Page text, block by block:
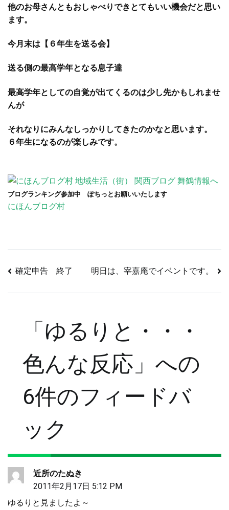
他のお母さんともおしゃべりできとてもいい機会だと思い
ます。
今月末は【６年生を送る会】
送る側の最高学年となる息子達
最高学年としての自覚が出てくるのは少し先かもしれませ
んが
それなりにみんなしっかりしてきたのかなと思います。
６年生になるのが楽しみです。
ブログランキング参加中 ぽちっとお願いいたします
にほんブログ村
投
ビ
ゲ
シ
確定申告 終了 明日は、宰嘉庵でイベントです。
「 ゆるりと・・・
色んな反応 」への
6件のフィードバ
ック
近所のたぬき
2011年2月17日 5:12 PM
ゆるりと見ましたよ～